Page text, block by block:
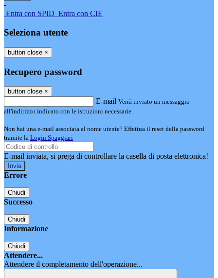
-
Entra con SPID Entra con CIE
Seleziona utente
button close ×
Recupero password
button close ×
E-mail Verrà inviato un messaggio
all'indirizzo indicato con le istruzioni necessarie.
Non hai una e-mail associata al nome utente? Effettua il reset della password
tramite la Login Spaggiari
E-mail inviata, si prega di controllare la casella di posta elettronica!
Errore
Chiudi
Successo
Chiudi
Informazione
Chiudi
Attendere...
Attendere il completamento dell'operazione...